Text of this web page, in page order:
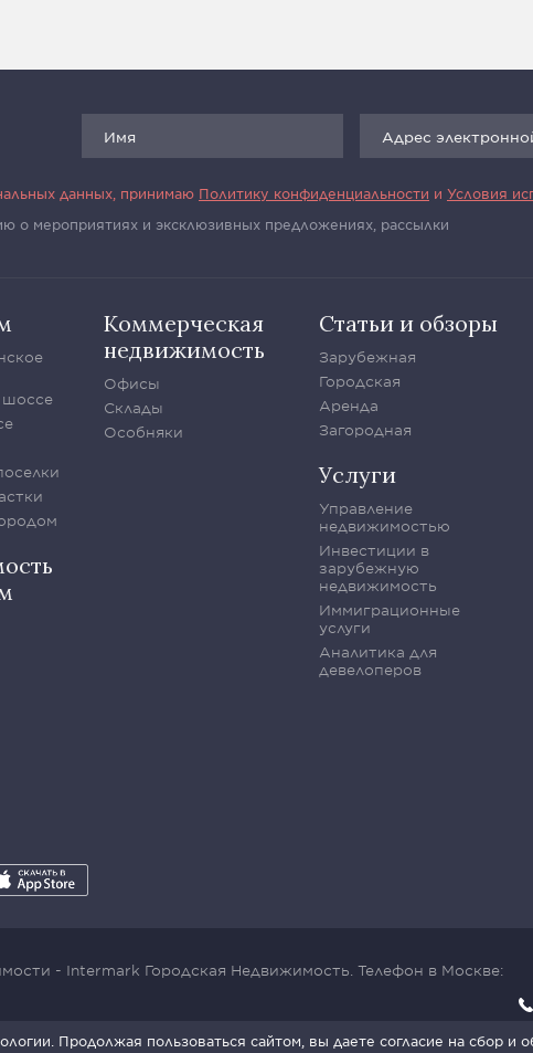
Продолжая пользоваться сайтом, вы даете согласие на сбор и
данных, принимаю Политику конфиденциальности и Условия
о мероприятиях и эксклюзивных предложениях, рассылки
Коммерческая
недвижимость
Офисы
Склады
Особняки
Статьи и обзоры
Зарубежная
Городская
Аренда
Загородная
Услуги
Управление
недвижимостью
Инвестиции в
зарубежную
недвижимость
Иммиграционные
услуги
Аналитика для
девелоперов
- Intermark Городская Недвижимость. Телефон в Москве:
SmartCaptcha: Условия обработки данных.